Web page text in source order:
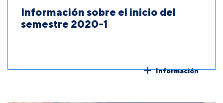
Información sobre el inicio del
semestre 2020-1
Información